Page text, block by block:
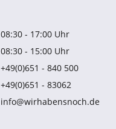
08:30 - 17:00 Uhr
08:30 - 15:00 Uhr
+49(0)651 - 840 500
+49(0)651 - 83062
info@wirhabensnoch.de